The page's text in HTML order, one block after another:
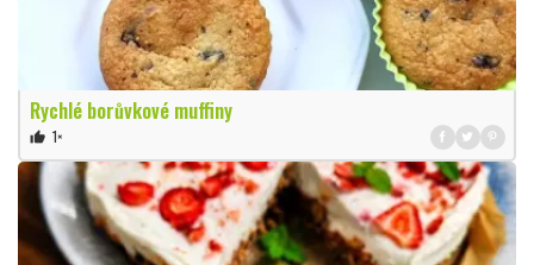
Rychlé borůvkové muffiny
thumb_up 1×